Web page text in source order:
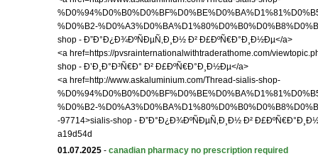
%D0%B2-
shop - Ð”Ð°Ð¿Ð¾ÐºÑÐµÑ‚Ð¸Ð½ Ð² Ð£ÐºÑ€Ð°Ð¸Ð½Ðµ</a>
<a href=https://pvsrainternationalwithtraderathome.com/
shop - Ð’Ð¸Ð°Ð³Ñ€Ð° Ð² Ð£ÐºÑ€Ð°Ð¸Ð½Ðµ</a>
<a href=http://www.askaluminium.com/Thread-sialis-shop-
%D0%B2-
-97714>sialis-shop - Ð”Ð°Ð¿Ð¾ÐºÑÐµÑ‚Ð¸Ð½ Ð²
a19d54d
01.07.2025 - canadian pharmacy no prescription required